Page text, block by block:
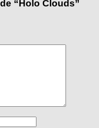
“Holo Clouds”